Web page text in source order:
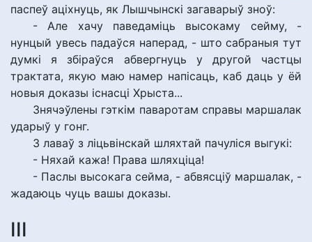
паспеў аціхнуць, як Лышчынскі загаварыў зноў:
- Але хачу паведаміць высокаму сейму, -
нунцый увесь падаўся наперад, - што сабраныя тут
думкі я збіраўся абвергнуць у другой частцы
трактата, якую маю намер напісаць, каб даць у ёй
новыя доказы існасці Хрыста...
Знячэўлены гэткім паваротам справы маршалак
ударыў у гонг.
З лаваў з ліцьвінскай шляхтай пачуліся выгукі:
- Няхай кажа! Права шляхціца!
- Паслы высокага сейма, - абвясціў маршалак, -
жадаюць чуць вашы доказы.
III